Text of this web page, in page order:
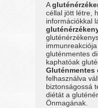
A
céllal jött létre,
információkkal
gluténmentes
kaphatóak
Gluténmentes
felhasználva
biztonságossá
diétát a
Önmagának.